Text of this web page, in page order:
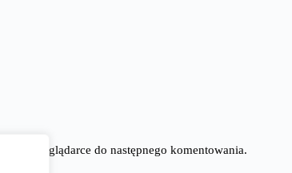
tej przeglądarce do następnego komentowania.